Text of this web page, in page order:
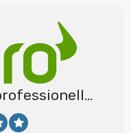
Trader kopieren